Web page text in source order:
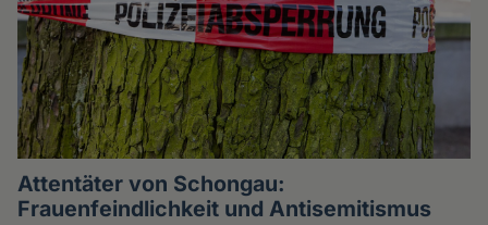
Attentäter von Schongau:
Frauenfeindlichkeit und Antisemitismus